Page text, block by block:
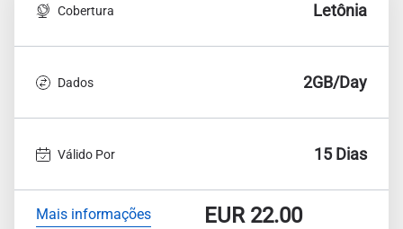
Cobertura Letônia
Dados 2GB/Day
Válido Por 15 Dias
Mais informações EUR22.00